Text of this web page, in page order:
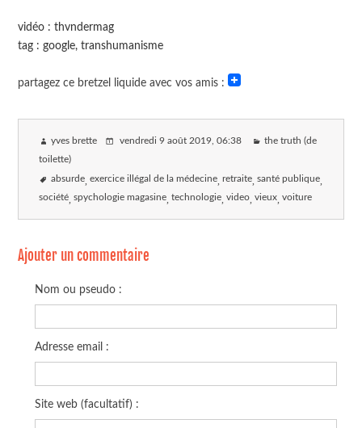
vidéo : thvndermag
tag : google, transhumanisme
partagez ce bretzel liquide avec vos amis :
yves brette vendredi 9 août 2019 , 06:38 the truth (de
toilette)
absurde exercice illégal de la médecine retraite santé publique
société spychologie magasine technologie video vieux voiture
Ajouter un commentaire
Nom ou pseudo :
Adresse email :
Site web (facultatif) :